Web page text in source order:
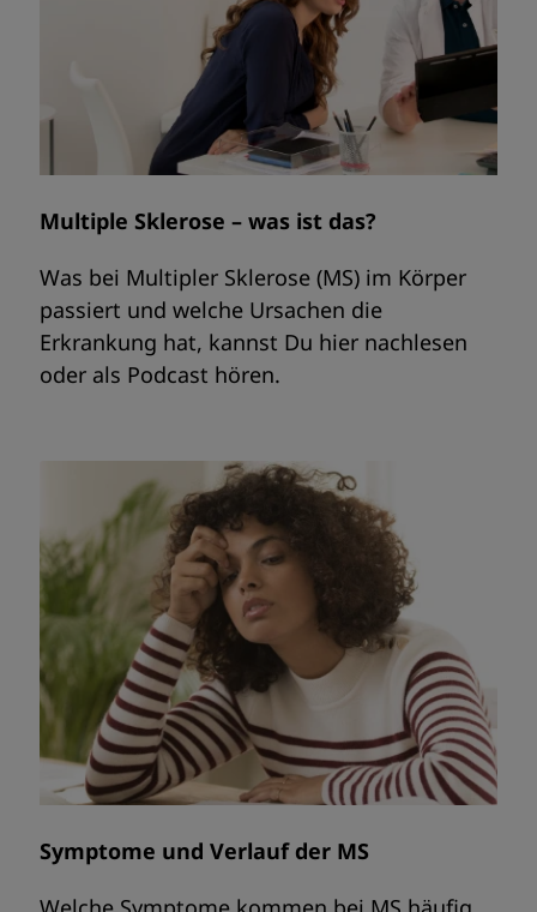
Multiple Sklerose – was ist das?
Was bei Multipler Sklerose (MS) im Körper
passiert und welche Ursachen die
Erkrankung hat, kannst Du hier nachlesen
oder als Podcast hören.
Symptome und Verlauf der MS